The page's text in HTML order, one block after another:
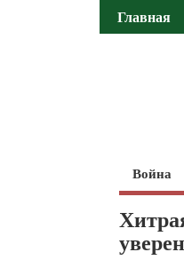
Главная
Война